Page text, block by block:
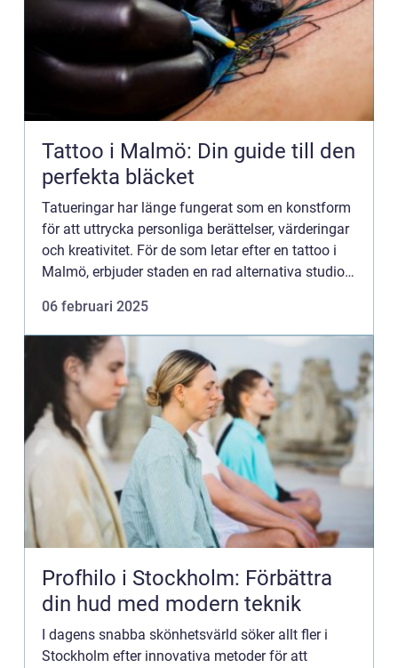
Tattoo i Malmö: Din guide till den
perfekta bläcket
Tatueringar har länge fungerat som en konstform
för att uttrycka personliga berättelser, värderingar
och kreativitet. För de som letar efter en tattoo i
Malmö, erbjuder staden en rad alternativa studios
06 februari 2025
Profhilo i Stockholm: Förbättra
din hud med modern teknik
I dagens snabba skönhetsvärld söker allt fler i
Stockholm efter innovativa metoder för att